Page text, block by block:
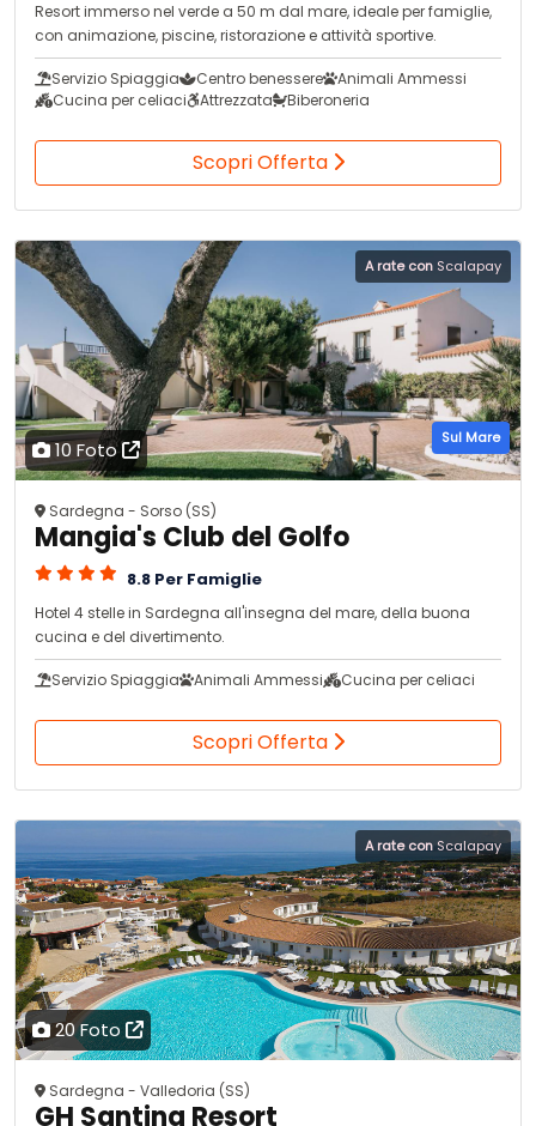
Resort immerso nel verde a 50 m dal mare, ideale per famiglie,
con animazione, piscine, ristorazione e attività sportive.
Servizio Spiaggia Centro benessere
Animali Ammessi
Cucina per celiaci
Attrezzata Biberoneria
Scopri Offerta
10 Foto
A rate con Scalapay
Sul Mare
Sardegna - Sorso (SS)
Mangia's Club del Golfo
8.8 Per Famiglie
Hotel 4 stelle in Sardegna all'insegna del mare, della buona
cucina e del divertimento.
Servizio Spiaggia Animali Ammessi Cucina per celiaci
Scopri Offerta
20 Foto
A rate conScalapay
Sardegna - Valledoria (SS)
GH Santina Resort